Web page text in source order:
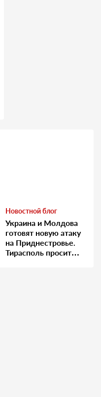
Новостной блог
Украина и Молдова
готовят новую атаку
на Приднестровье.
Тирасполь просит